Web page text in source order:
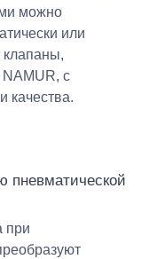
можно
или
с
качества.
пневматической
при